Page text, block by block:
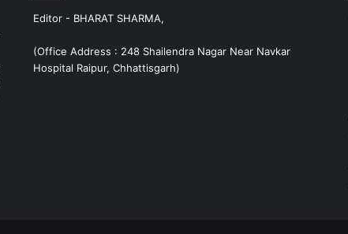
Editor - BHARAT SHARMA,
(Office Address : 248 Shailendra Nagar Near Navkar
Hospital Raipur, Chhattisgarh)